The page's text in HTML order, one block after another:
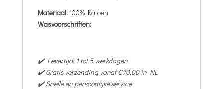
Materiaal:100% Katoen
Wasvoorschriften:
✔️ Levertijd: 1 tot 5 werkdagen
✔️ Gratis verzending vanaf €70,00 in NL
✔️ Snelle en persoonlijke service